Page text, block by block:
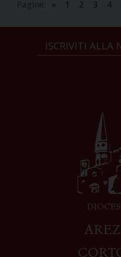
Pagine: « 1 2 3 4
ISCRIVITI ALLA